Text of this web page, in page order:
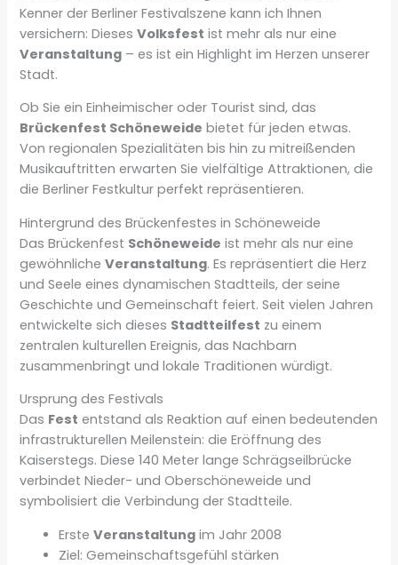
Kenner der Berliner Festivalszene kann ich Ihnen
versichern: DiesesVolksfest ist mehr als nur eine
Veranstaltung – es ist ein Highlight im Herzen unserer
Stadt.
Ob Sie ein Einheimischer oder Tourist sind, das
Brückenfest Schöneweide bietet für jeden etwas.
Von regionalen Spezialitäten bis hin zu mitreißenden
Musikauftritten erwarten Sie vielfältige Attraktionen, die
die Berliner Festkultur perfekt repräsentieren.
Hintergrund des Brückenfestes in Schöneweide
Das Brückenfest Schöneweide ist mehr als nur eine
gewöhnlicheVeranstaltung. Es repräsentiert die Herz
und Seele eines dynamischen Stadtteils, der seine
Geschichte und Gemeinschaft feiert. Seit vielen Jahren
entwickelte sich dieses Stadtteilfest zu einem
zentralen kulturellen Ereignis, das Nachbarn
zusammenbringt und lokale Traditionen würdigt.
Ursprung des Festivals
Das Fest entstand als Reaktion auf einen bedeutenden
infrastrukturellen Meilenstein: die Eröffnung des
Kaiserstegs. Diese 140 Meter lange Schrägseilbrücke
verbindet Nieder- und Oberschöneweide und
symbolisiert die Verbindung der Stadtteile.
ErsteVeranstaltung im Jahr 2008
Ziel: Gemeinschaftsgefühl stärken